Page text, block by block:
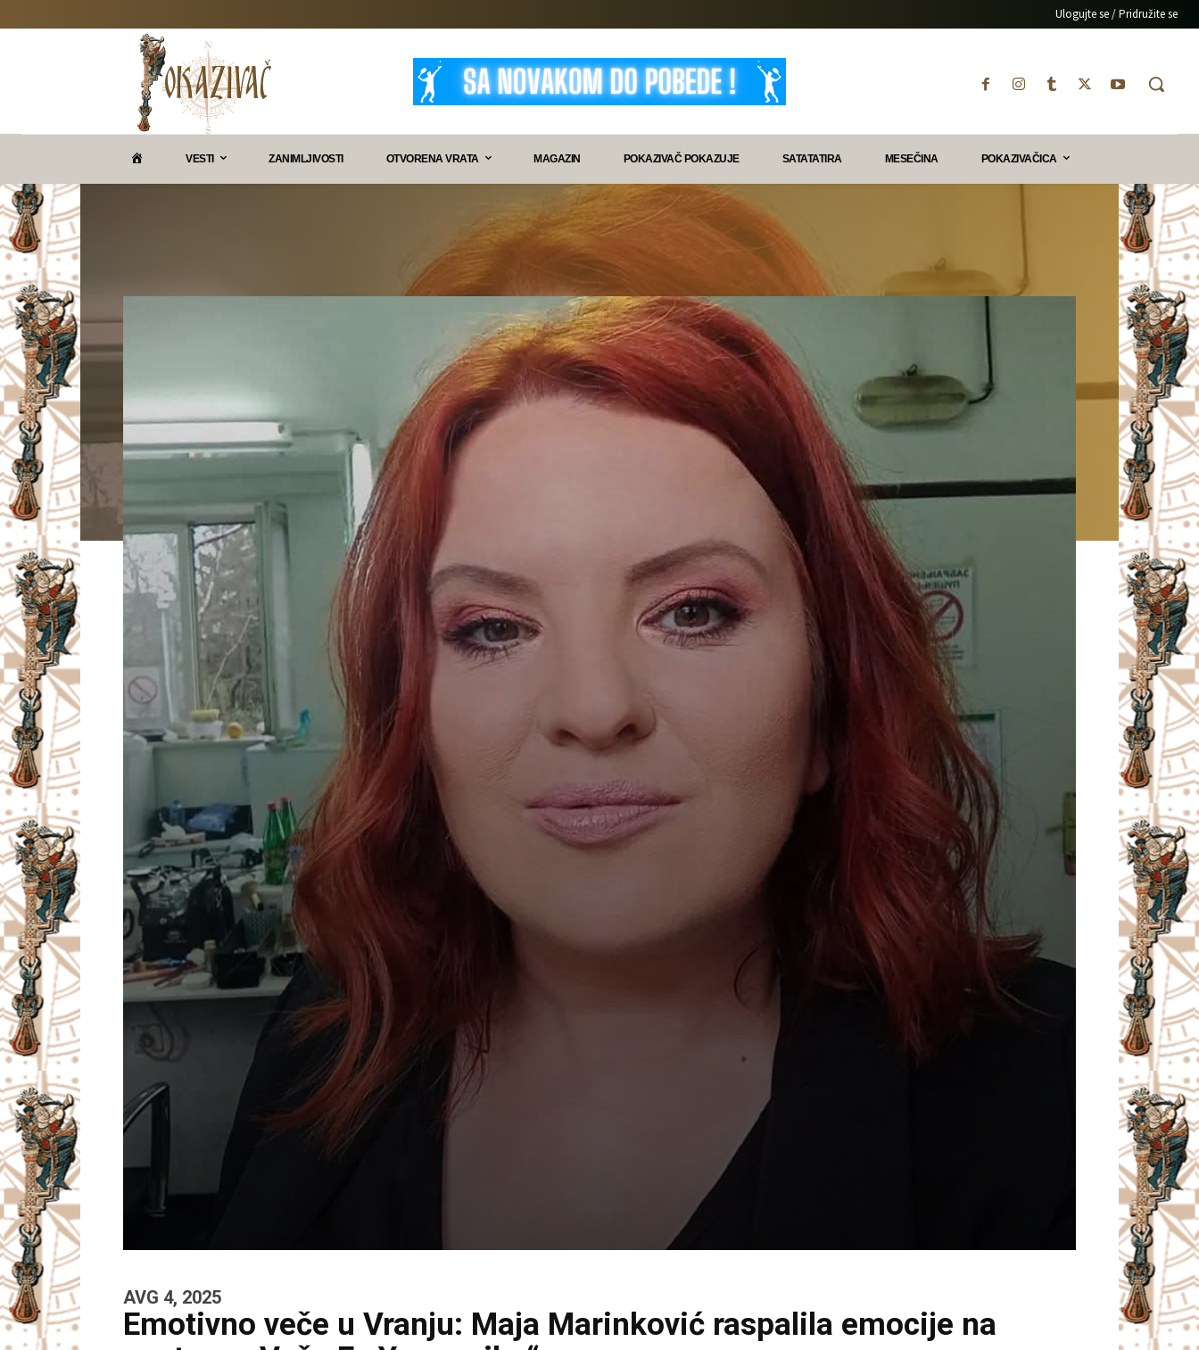
Ulogujte se / Pridružite se
V
VESTI ZANIMLJIVOSTI OTVORENA VRATA MAGAZIN POKAZIVAČ POKAZUJE SATATATIRA MESEČINA POKAZIVAČICA
AVG 4, 2025
Emotivno veče u Vranju: Maja Marinković raspalila emocije na